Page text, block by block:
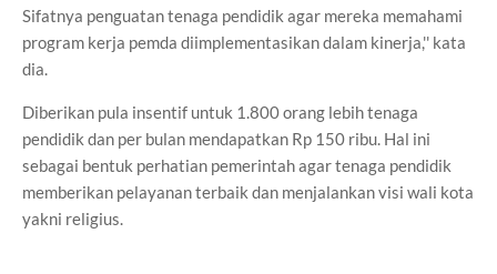
Sifatnya penguatan tenaga pendidik agar mereka memahami
program kerja pemda diimplementasikan dalam kinerja,'' kata
dia.
Diberikan pula insentif untuk 1.800 orang lebih tenaga
pendidik dan per bulan mendapatkan Rp 150 ribu. Hal ini
sebagai bentuk perhatian pemerintah agar tenaga pendidik
memberikan pelayanan terbaik dan menjalankan visi wali kota
yakni religius.